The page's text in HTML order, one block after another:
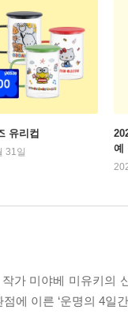
유리컵
31일
예
가 미야베 미유키의
에 이른 ‘운명의 4일